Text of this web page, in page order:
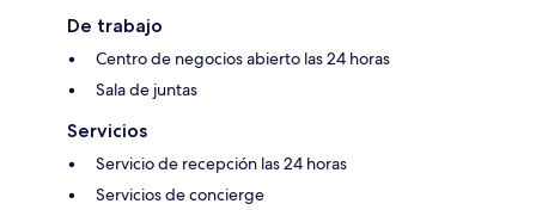
De trabajo
Centro de negocios abierto las 24 horas
Sala de juntas
Servicios
Servicio de recepción las 24 horas
Servicios de concierge